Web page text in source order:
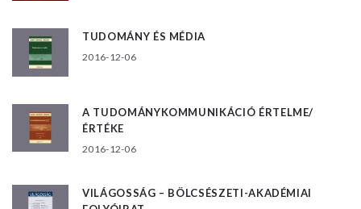
TUDOMÁNY ÉS MÉDIA
2016-12-06
A TUDOMÁNYKOMMUNIKÁCIÓ ÉRTELME/
ÉRTÉKE
2016-12-06
VILÁGOSSÁG – BÖLCSÉSZETI-AKADÉMIAI